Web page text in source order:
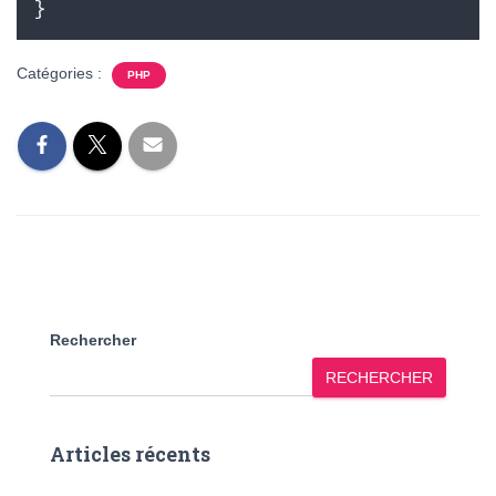
}
Catégories : PHP
Rechercher
RECHERCHER
Articles récents